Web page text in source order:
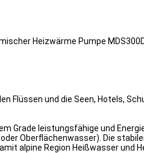
Heizwärme Pumpe
Flüssen und die Seen, Hotels,
Grade leistungsfähige und
Oberflächenwasser). Die
alpine Region Heißwasser und